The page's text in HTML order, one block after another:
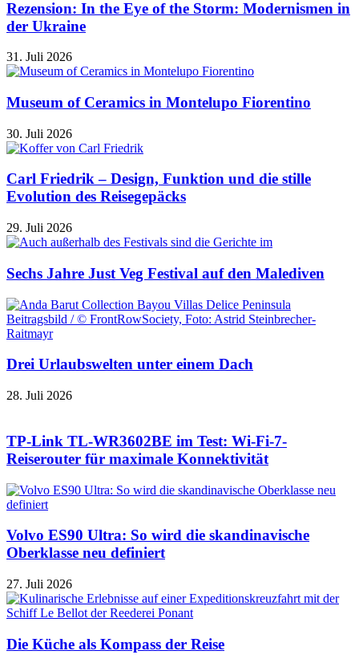
Rezension: In the Eye of the Storm: Modernismen in
der Ukraine
31. Juli 2026
Museum of Ceramics in Montelupo Fiorentino
30. Juli 2026
Carl Friedrik – Design, Funktion und die stille
Evolution des Reisegepäcks
29. Juli 2026
Sechs Jahre Just Veg Festival auf den Malediven
Drei Urlaubswelten unter einem Dach
28. Juli 2026
TP-Link TL-WR3602BE im Test: Wi-Fi-7-
Reiserouter für maximale Konnektivität
Volvo ES90 Ultra: So wird die skandinavische
Oberklasse neu definiert
27. Juli 2026
Die Küche als Kompass der Reise